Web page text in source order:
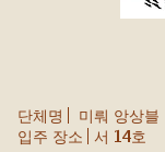
단체명│ 미뤄 앙상블
입주 장소│서 14호